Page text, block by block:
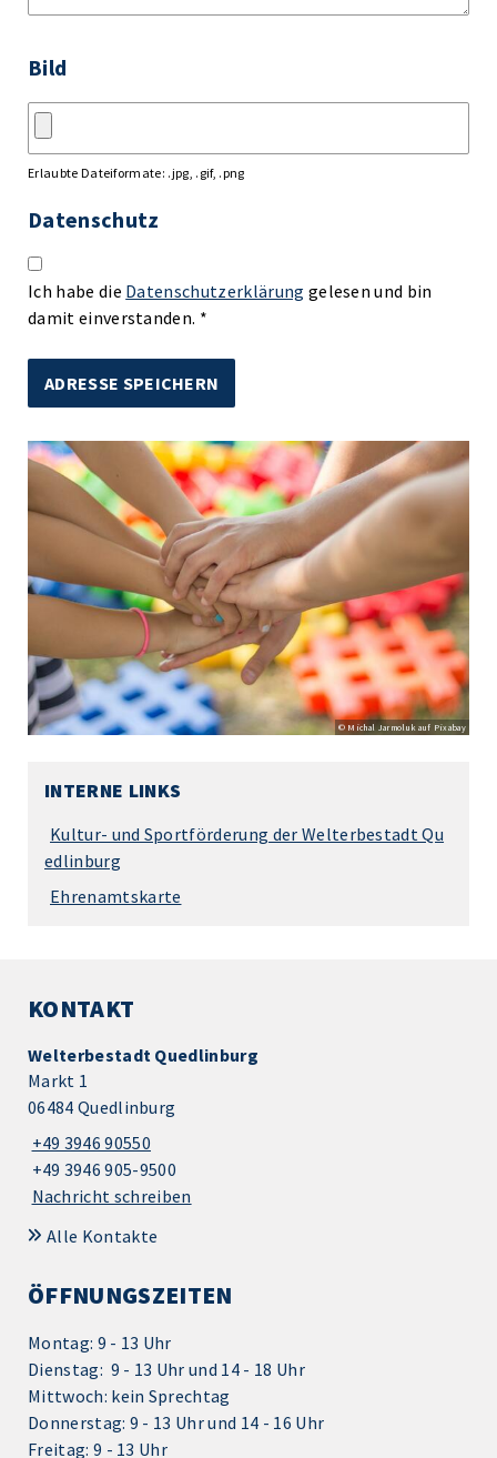
Bild
Erlaubte Dateiformate: .jpg, .gif, .png
Datenschutz
Ich habe die Datenschutzerklärung gelesen und bin
damit einverstanden. *
© Michal Jarmoluk auf Pixabay
INTERNE LINKS
Kultur- und Sportförderung der Welterbestadt Qu
edlinburg
Ehrenamtskarte
KONTAKT
Welterbestadt Quedlinburg
Markt 1
06484 Quedlinburg
+49 3946 90550
+49 3946 905-9500
Nachricht schreiben
Alle Kontakte
ÖFFNUNGSZEITEN
Montag: 9 - 13 Uhr
Dienstag: 9 - 13 Uhr und 14 - 18 Uhr
Mittwoch: kein Sprechtag
Donnerstag: 9 - 13 Uhr und 14 - 16 Uhr
Freitag: 9 - 13 Uhr